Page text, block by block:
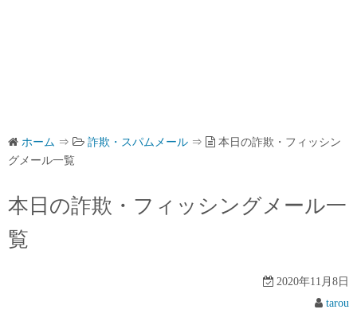
ホーム ⇒ 詐欺・スパムメール ⇒
本日の詐欺・フィッシン
グメール一覧
本日の詐欺・フィッシングメール一
覧
2020年11月8日
tarou